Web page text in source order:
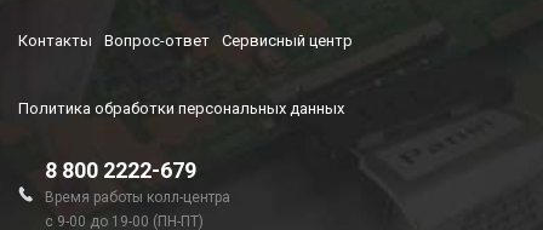
Контакты Вопрос-ответ Сервисный центр
Политика обработки персональных данных
8 800 2222-679
Время работы колл-центра
с 9-00 до 19-00 (ПН-ПТ)